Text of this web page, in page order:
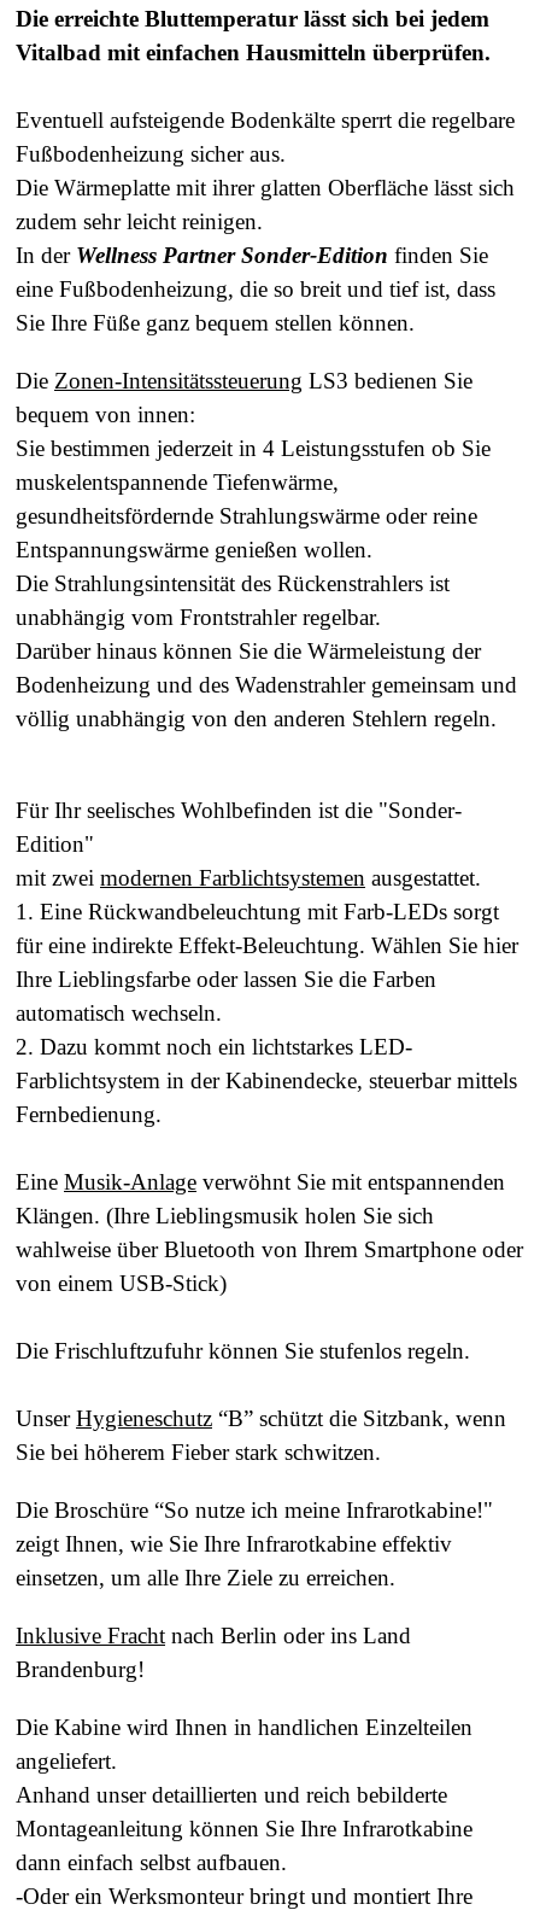
Die erreichte Bluttemperatur lässt sich bei jedem
Vitalbad mit einfachen Hausmitteln überprüfen.
Eventuell aufsteigende Bodenkälte sperrt die regelbare
Fußbodenheizung sicher aus.
Die Wärmeplatte mit ihrer glatten Oberfläche lässt sich
zudem sehr leicht reinigen.
In der Wellness Partner Sonder-Edition finden Sie
eine Fußbodenheizung, die so breit und tief ist, dass
Sie Ihre Füße ganz bequem stellen können.
Die Zonen-Intensitätssteuerung LS3 bedienen Sie
bequem von innen:
Sie bestimmen jederzeit in 4 Leistungsstufen ob Sie
muskelentspannende Tiefenwärme,
gesundheitsfördernde Strahlungswärme oder reine
Entspannungswärme genießen wollen.
Die Strahlungsintensität des Rückenstrahlers ist
unabhängig vom Frontstrahler regelbar.
Darüber hinaus können Sie die Wärmeleistung der
Bodenheizung und des Wadenstrahler gemeinsam und
völlig unabhängig von den anderen Stehlern regeln.
Für Ihr seelisches Wohlbefinden ist die "Sonder-
Edition"
mit zwei modernen Farblichtsystemen ausgestattet.
1. Eine Rückwandbeleuchtung mit Farb-LEDs sorgt
für eine indirekte Effekt-Beleuchtung. Wählen Sie hier
Ihre Lieblingsfarbe oder lassen Sie die Farben
automatisch wechseln.
2. Dazu kommt noch ein lichtstarkes LED-
Farblichtsystem in der Kabinendecke, steuerbar mittels
Fernbedienung.
Eine Musik-Anlage verwöhnt Sie mit entspannenden
Klängen. (Ihre Lieblingsmusik holen Sie sich
wahlweise über Bluetooth von Ihrem Smartphone oder
von einem USB-Stick)
Die Frischluftzufuhr können Sie stufenlos regeln.
UnserHygieneschutz “B” schützt die Sitzbank, wenn
Sie bei höherem Fieber stark schwitzen.
Die Broschüre “So nutze ich meine Infrarotkabine!"
zeigt Ihnen, wie Sie Ihre Infrarotkabine effektiv
einsetzen, um alle Ihre Ziele zu erreichen.
Inklusive Fracht nach Berlin oder ins Land
Brandenburg!
Die Kabine wird Ihnen in handlichen Einzelteilen
angeliefert.
Anhand unser detaillierten und reich bebilderte
Montageanleitung können Sie Ihre Infrarotkabine
dann einfach selbst aufbauen.
-Oder ein Werksmonteur bringt und montiert Ihre